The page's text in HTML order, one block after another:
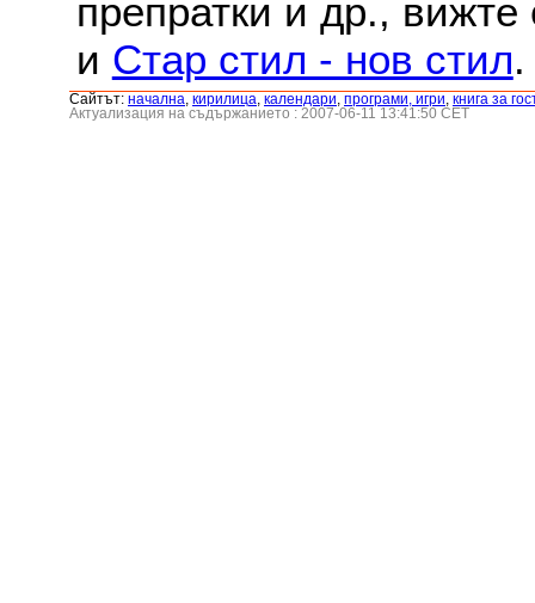
препратки и др.,
и Стар стил - нов стил.
Сайтът: началнa кирилица календари програми, игри книга за
Актуализация на съдържанието : 2007-06-11 13:41:50 CET